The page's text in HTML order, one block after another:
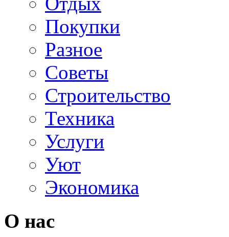
Покупки
Разное
Советы
Строительство
Техника
Услуги
Уют
Экономика
О нас